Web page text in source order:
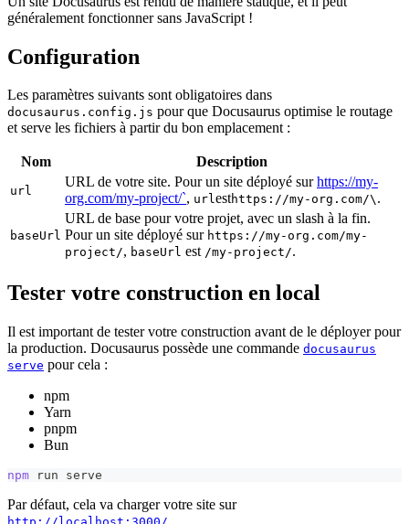
généralement fonctionner sans JavaScript !
Configuration
Les paramètres suivants sont obligatoires dans
docusaurus.config.js pour que Docusaurus optimise le routage
et serve les fichiers à partir du bon emplacement :
Nom Description
url
URL de votre site. Pour un site déployé surhttps://my-
org.com/my-project/`, urlesthttps://my-org.com/\ .
baseUrl
URL de base pour votre projet, avec un slash à la fin.
Pour un site déployé sur https://my-org.com/my-
project/, baseUrl est /my-project/.
Tester votre construction en local
Il est important de tester votre construction avant de le déployer pour
la production. Docusaurus possède une commande docusaurus
serve pour cela :
npm
Yarn
pnpm
Bun
npm run serve
Par défaut, cela va charger votre site sur